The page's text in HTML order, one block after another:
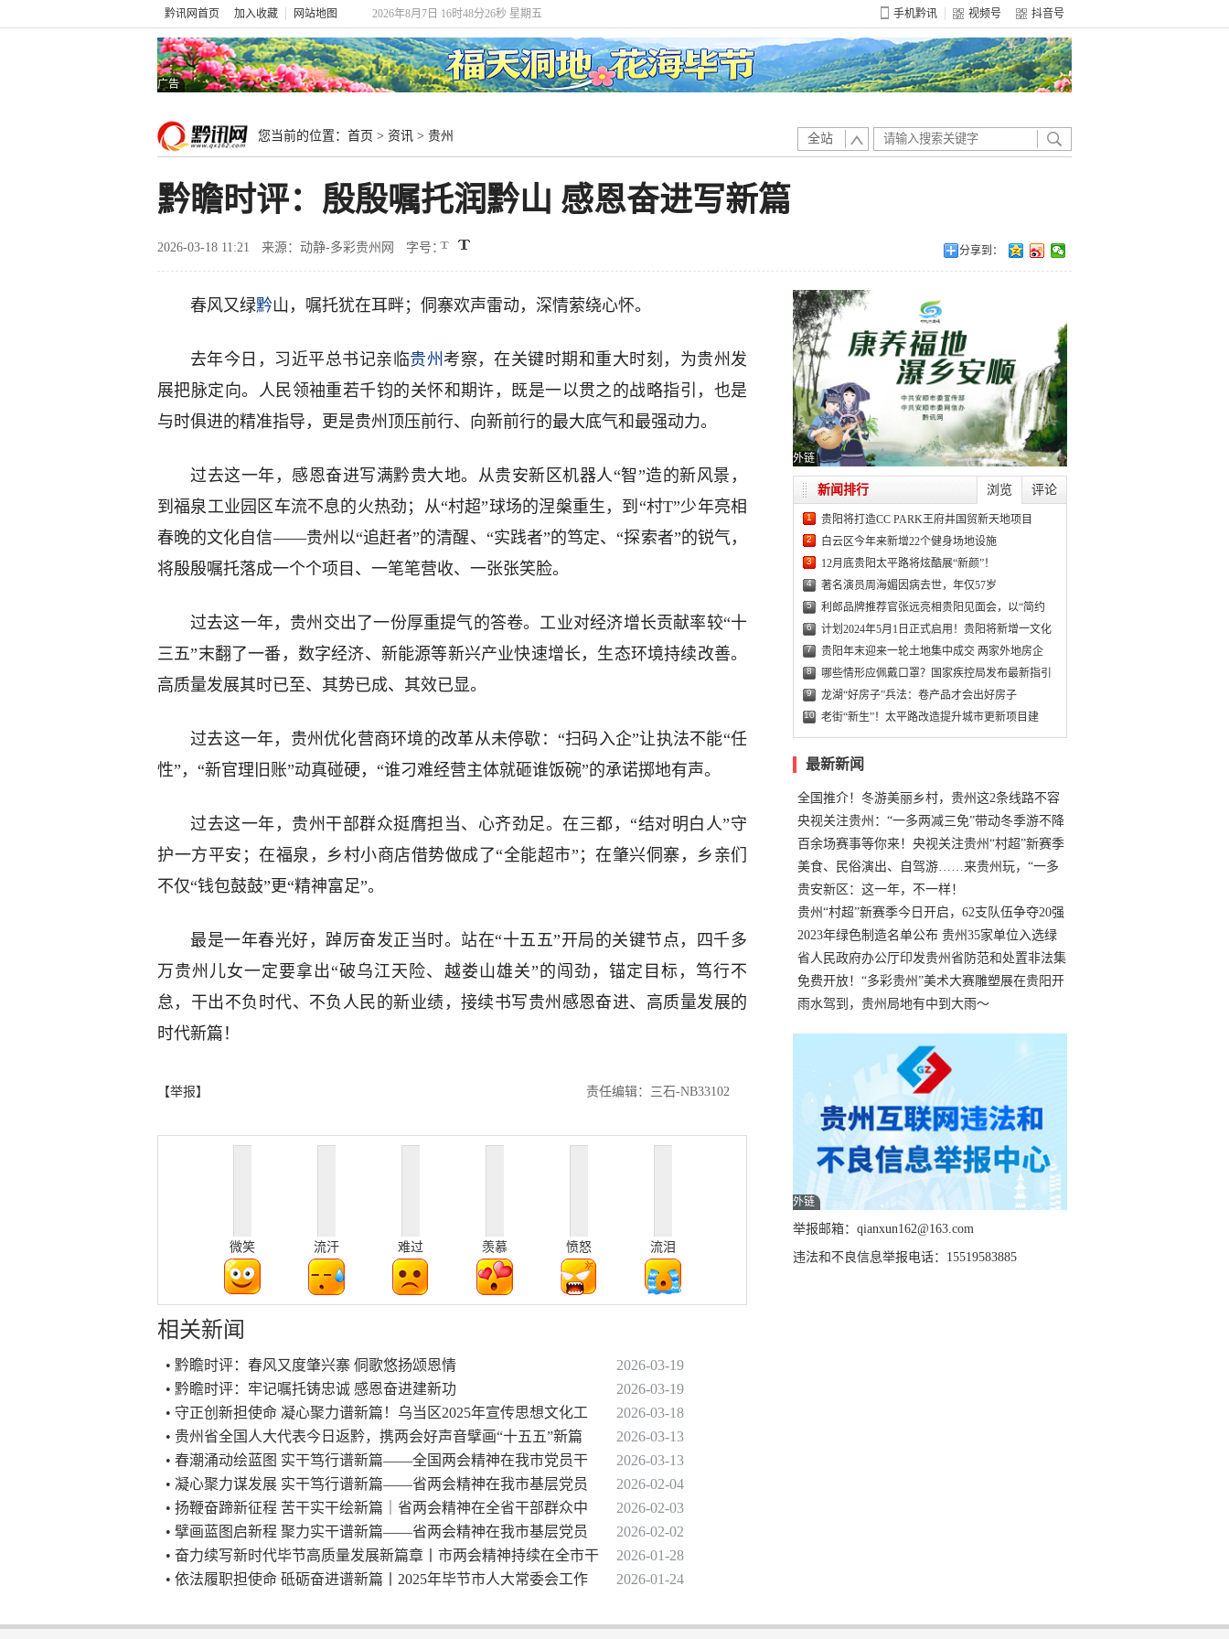
黔讯网首页 加入收藏 网站地图 2026年8月7日 16时48分26秒 星期五 手机黔讯 视频号 抖音号
广告
您当前的位置： 首页 > 资讯 > 贵州 全站
黔瞻时评：殷殷嘱托润黔山 感恩奋进写新篇
2026-03-18 11:21 来源：动静-多彩贵州网 字号： 分享到：
春风又绿黔山，嘱托犹在耳畔；侗寨欢声雷动，深情萦绕心怀。
去年今日，习近平总书记亲临贵州 考察，在关键时期和重大时刻，为贵州发
展把脉定向。人民领袖重若千钧的关怀和期许，既是一以贯之的战略指引，也是
与时俱进的精准指导，更是贵州顶压前行、向新前行的最大底气和最强动力。
过去这一年，感恩奋进写满黔贵大地。从贵安新区机器人“智”造的新风景，
到福泉工业园区车流不息的火热劲；从“村超”球场的涅槃重生，到“村T”少年亮相
春晚的文化自信——贵州以“追赶者”的清醒、“实践者”的笃定、“探索者”的锐气，
将殷殷嘱托落成一个个项目、一笔笔营收、一张张笑脸。
过去这一年，贵州交出了一份厚重提气的答卷。工业对经济增长贡献率较“十
三五”末翻了一番，数字经济、新能源等新兴产业快速增长，生态环境持续改善。
高质量发展其时已至、其势已成、其效已显。
过去这一年，贵州优化营商环境的改革从未停歇：“扫码入企”让执法不能“任
性”，“新官理旧账”动真碰硬，“谁刁难经营主体就砸谁饭碗”的承诺掷地有声。
过去这一年，贵州干部群众挺膺担当、心齐劲足。在三都，“结对明白人”守
护一方平安；在福泉，乡村小商店借势做成了“全能超市”；在肇兴侗寨，乡亲们
不仅“钱包鼓鼓”更“精神富足”。
最是一年春光好，踔厉奋发正当时。站在“十五五”开局的关键节点，四千多
万贵州儿女一定要拿出“破乌江天险、越娄山雄关”的闯劲，锚定目标，笃行不
怠，干出不负时代、不负人民的新业绩，接续书写贵州感恩奋进、高质量发展的
时代新篇！
【举报】 责任编辑：三石-NB33102
微笑 流汗 难过 羡慕 愤怒 流泪
相关新闻
• 黔瞻时评：春风又度肇兴寨 侗歌悠扬颂恩情
2026-03-19
• 黔瞻时评：牢记嘱托铸忠诚 感恩奋进建新功
2026-03-19
• 守正创新担使命 凝心聚力谱新篇！乌当区2025年宣传思想文化工
2026-03-18
• 贵州省全国人大代表今日返黔，携两会好声音擘画“十五五”新篇
2026-03-13
• 春潮涌动绘蓝图 实干笃行谱新篇——全国两会精神在我市党员干
2026-03-13
• 凝心聚力谋发展 实干笃行谱新篇——省两会精神在我市基层党员
2026-02-04
• 扬鞭奋蹄新征程 苦干实干绘新篇｜省两会精神在全省干部群众中
2026-02-03
• 擘画蓝图启新程 聚力实干谱新篇——省两会精神在我市基层党员
2026-02-02
• 奋力续写新时代毕节高质量发展新篇章丨市两会精神持续在全市干
2026-01-28
• 依法履职担使命 砥砺奋进谱新篇丨2025年毕节市人大常委会工作
2026-01-24
外链
浏览 评论
新闻排行
1 贵阳将打造CC PARK王府井国贸新天地项目
2 白云区今年来新增22个健身场地设施
3 12月底贵阳太平路将炫酷展“新颜”！
4 著名演员周海媚因病去世，年仅57岁
5 利郎品牌推荐官张远亮相贵阳见面会，以“简约
6 计划2024年5月1日正式启用！贵阳将新增一文化
7 贵阳年末迎来一轮土地集中成交 两家外地房企
8 哪些情形应佩戴口罩？国家疾控局发布最新指引
9 龙湖“好房子”兵法：卷产品才会出好房子
10 老街“新生”！太平路改造提升城市更新项目建
最新新闻
全国推介！冬游美丽乡村，贵州这2条线路不容
错过
央视关注贵州：“一多两减三免”带动冬季游不降
温
百余场赛事等你来！央视关注贵州“村超”新赛季
正式“打响”
美食、民俗演出、自驾游……来贵州玩，“一多
两减三免”！
贵安新区：这一年，不一样！
贵州“村超”新赛季今日开启，62支队伍争夺20强
名额
2023年绿色制造名单公布 贵州35家单位入选绿
色工厂
省人民政府办公厅印发贵州省防范和处置非法集
资工作实施细则
免费开放！“多彩贵州”美术大赛雕塑展在贵阳开
展，持续至1月19日
雨水驾到，贵州局地有中到大雨～
外链
举报邮箱：qianxun162@163.com
违法和不良信息举报电话：15519583885